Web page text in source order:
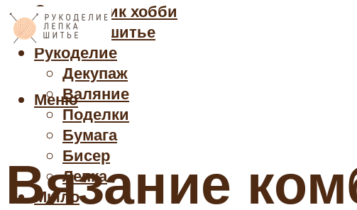
Cправочник хобби
Кройка и шитье
Рукоделие
Декупаж
Валяние
Поделки
Бумага
Бисер
Лепка
Мыло
Меню
Вязание